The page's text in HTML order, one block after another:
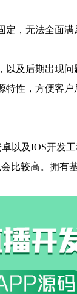
，无法全面
以及后期出现
性，方便客
以及IOS开发
比较高。拥有